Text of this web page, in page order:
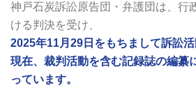
神戸石炭訴訟原告団・弁護団は、行
ける判決を受け、
2025年11月29日をもちまして訴訟活
現在、裁判活動を含む記録誌の編纂
っています。